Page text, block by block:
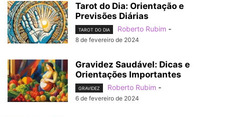
Tarot do Dia: Orientação e
Previsões Diárias
TAROT DO DIA Roberto Rubim -
8 de fevereiro de 2024
Gravidez Saudável: Dicas e
Orientações Importantes
GRAVIDEZ Roberto Rubim -
6 de fevereiro de 2024